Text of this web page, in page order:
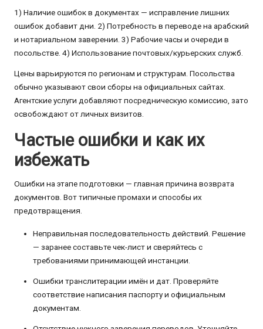
1) Наличие ошибок в документах — исправление лишних
ошибок добавит дни. 2) Потребность в переводе на арабский
и нотариальном заверении. 3) Рабочие часы и очереди в
посольстве. 4) Использование почтовых/курьерских служб.
Цены варьируются по регионам и структурам. Посольства
обычно указывают свои сборы на официальных сайтах.
Агентские услуги добавляют посредническую комиссию, зато
освобождают от личных визитов.
Частые ошибки и как их
избежать
Ошибки на этапе подготовки — главная причина возврата
документов. Вот типичные промахи и способы их
предотвращения.
Неправильная последовательность действий. Решение
— заранее составьте чек-лист и сверяйтесь с
требованиями принимающей инстанции.
Ошибки транслитерации имён и дат. Проверяйте
соответствие написания паспорту и официальным
документам.